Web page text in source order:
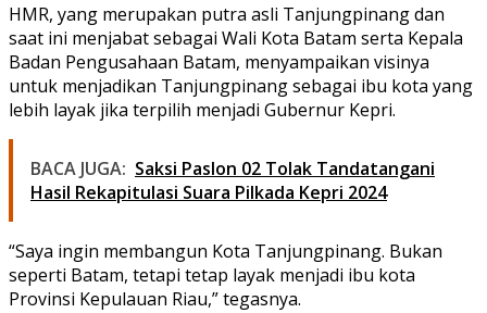
HMR, yang merupakan putra asli Tanjungpinang dan
saat ini menjabat sebagai Wali Kota Batam serta Kepala
Badan Pengusahaan Batam, menyampaikan visinya
untuk menjadikan Tanjungpinang sebagai ibu kota yang
lebih layak jika terpilih menjadi Gubernur Kepri.
BACA JUGA: Saksi Paslon 02 Tolak Tandatangani
Hasil Rekapitulasi Suara Pilkada Kepri 2024
“Saya ingin membangun Kota Tanjungpinang. Bukan
seperti Batam, tetapi tetap layak menjadi ibu kota
Provinsi Kepulauan Riau,” tegasnya.